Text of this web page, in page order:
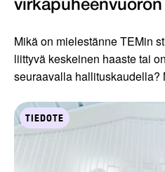
Mikä on mielestänne TEMin
liittyvä keskeinen haaste tai
seuraavalla hallituskaudella?
TIEDOTE